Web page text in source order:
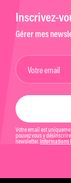
Inscrivez-
Gérer mes
Votre email est
pouvez vous y
newsletter. Informations